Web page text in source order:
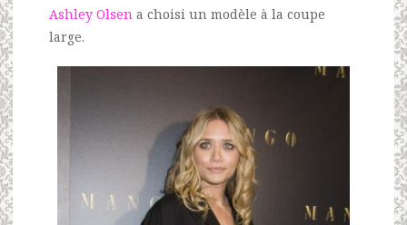
Ashley Olsen a choisi un modèle à la coupe
large.